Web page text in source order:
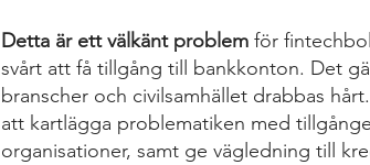
Detta är ett välkänt problem för
svårt att få tillgång till bankkonton. Det
branscher och civilsamhället drabbas
att kartlägga problematiken med
organisationer, samt ge vägledning till